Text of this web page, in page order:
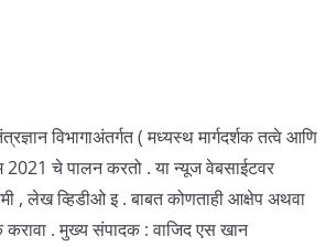
विभागाअंतर्गत ( मध्यस्थ मार्गदर्शक तत्वे आणि
2021 चे पालन करतो . या न्यूज वेबसाईटवर
, लेख व्हिडीओ इ . बाबत कोणताही आक्षेप अथवा
. मुख्य संपादक : वाजिद एस खान